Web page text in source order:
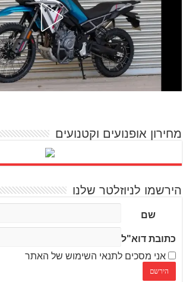
מחירון אופנועים וקטנועים
הירשמו לניוזלטר שלנו
שם
כתובת דוא"ל
אני מסכים לתנאי השימוש של האתר